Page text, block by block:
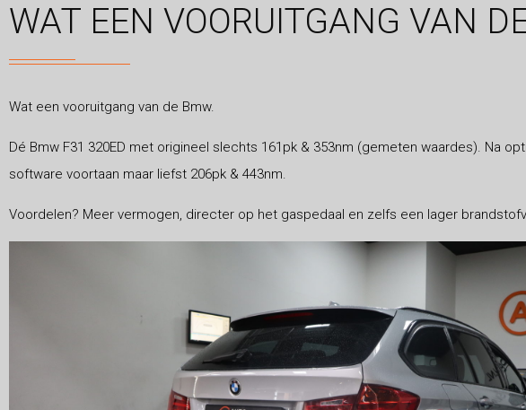
WAT EEN VOORUITGANG VAN
Wat een vooruitgang van de Bmw.
Dé Bmw F31 320ED met origineel slechts 161pk & 353nm (gemeten waardes). Na
software voortaan maar liefst 206pk & 443nm.
Voordelen? Meer vermogen, directer op het gaspedaal en zelfs een lager